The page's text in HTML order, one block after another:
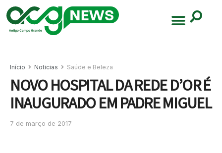
Início Noticias Saúde e Beleza
NOVO HOSPITAL DA REDE D’OR É
INAUGURADO EM PADRE MIGUEL
7 de março de 2017